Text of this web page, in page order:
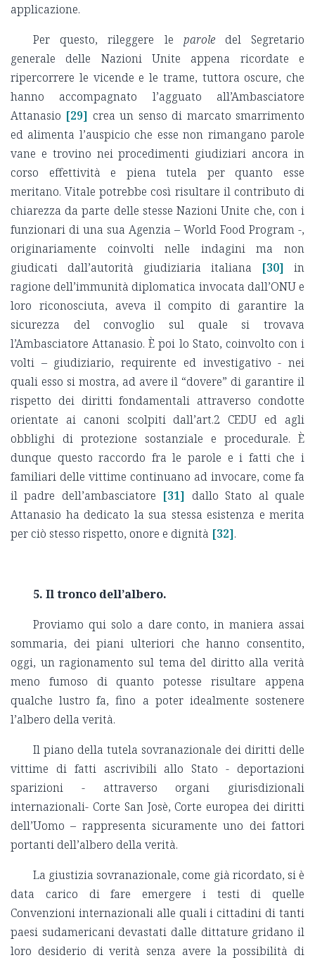
applicazione.
Per questo, rileggere le paroledel Segretario
generale delle Nazioni Unite appena ricordate e
ripercorrere le vicende e le trame, tuttora oscure, che
hanno accompagnato l’agguato all’Ambasciatore
Attanasio [29] crea un senso di marcato smarrimento
ed alimenta l’auspicio che esse non rimangano parole
vane e trovino nei procedimenti giudiziari ancora in
corso effettività e piena tutela per quanto esse
meritano. Vitale potrebbe così risultare il contributo di
chiarezza da parte delle stesse Nazioni Unite che, con i
funzionari di una sua Agenzia – World Food Program -,
originariamente coinvolti nelle indagini ma non
giudicati dall’autorità giudiziaria italiana
[30] in
ragione dell’immunità diplomatica invocata dall’ONU e
loro riconosciuta, aveva il compito di garantire la
sicurezza del convoglio sul quale si trovava
l’Ambasciatore Attanasio. È poi lo Stato, coinvolto con i
volti – giudiziario, requirente ed investigativo - nei
quali esso si mostra, ad avere il “dovere” di garantire il
rispetto dei diritti fondamentali attraverso condotte
orientate ai canoni scolpiti dall’art.2 CEDU ed agli
obblighi di protezione sostanziale e procedurale. È
dunque questo raccordo fra le parole e i fatti che i
familiari delle vittime continuano ad invocare, come fa
il padre dell’ambasciatore [31] dallo Stato al quale
Attanasio ha dedicato la sua stessa esistenza e merita
per ciò stesso rispetto, onore e dignità [32].
5. Il tronco dell’albero.
Proviamo qui solo a dare conto, in maniera assai
sommaria, dei piani ulteriori che hanno consentito,
oggi, un ragionamento sul tema del diritto alla verità
meno fumoso di quanto potesse risultare appena
qualche lustro fa, fino a poter idealmente sostenere
l’albero della verità.
Il piano della tutela sovranazionale dei diritti delle
vittime di fatti ascrivibili allo Stato - deportazioni
sparizioni - attraverso organi giurisdizionali
internazionali- Corte San Josè, Corte europea dei diritti
dell’Uomo – rappresenta sicuramente uno dei fattori
portanti dell’albero della verità.
La giustizia sovranazionale, come già ricordato, si è
data carico di fare emergere i testi di quelle
Convenzioni internazionali alle quali i cittadini di tanti
paesi sudamericani devastati dalle dittature gridano il
loro desiderio di verità senza avere la possibilità di